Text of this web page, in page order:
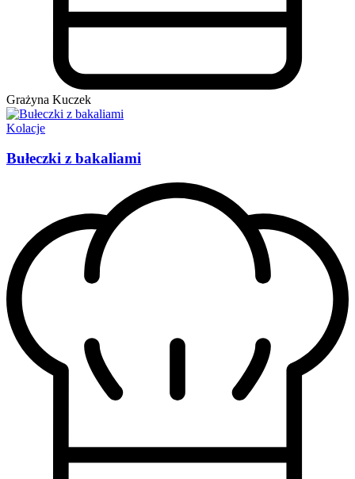
Grażyna Kuczek
Kolacje
Bułeczki z bakaliami